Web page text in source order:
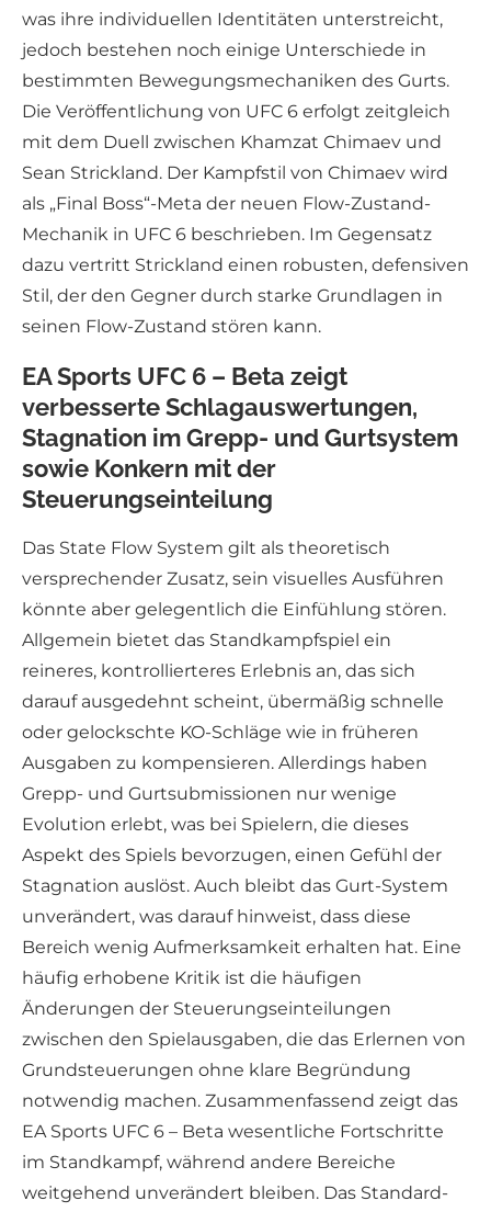
was ihre individuellen Identitäten unterstreicht,
jedoch bestehen noch einige Unterschiede in
bestimmten Bewegungsmechaniken des Gurts.
Die Veröffentlichung von UFC 6 erfolgt zeitgleich
mit dem Duell zwischen Khamzat Chimaev und
Sean Strickland. Der Kampfstil von Chimaev wird
als „Final Boss“-Meta der neuen Flow-Zustand-
Mechanik in UFC 6 beschrieben. Im Gegensatz
dazu vertritt Strickland einen robusten, defensiven
Stil, der den Gegner durch starke Grundlagen in
seinen Flow-Zustand stören kann.
EA Sports UFC 6 – Beta zeigt
verbesserte Schlagauswertungen,
Stagnation im Grepp- und Gurtsystem
sowie Konkern mit der
Steuerungseinteilung
Das State Flow System gilt als theoretisch
versprechender Zusatz, sein visuelles Ausführen
könnte aber gelegentlich die Einfühlung stören.
Allgemein bietet das Standkampfspiel ein
reineres, kontrollierteres Erlebnis an, das sich
darauf ausgedehnt scheint, übermäßig schnelle
oder gelockschte KO-Schläge wie in früheren
Ausgaben zu kompensieren. Allerdings haben
Grepp- und Gurtsubmissionen nur wenige
Evolution erlebt, was bei Spielern, die dieses
Aspekt des Spiels bevorzugen, einen Gefühl der
Stagnation auslöst. Auch bleibt das Gurt-System
unverändert, was darauf hinweist, dass diese
Bereich wenig Aufmerksamkeit erhalten hat. Eine
häufig erhobene Kritik ist die häufigen
Änderungen der Steuerungseinteilungen
zwischen den Spielausgaben, die das Erlernen von
Grundsteuerungen ohne klare Begründung
notwendig machen. Zusammenfassend zeigt das
EA Sports UFC 6 – Beta wesentliche Fortschritte
im Standkampf, während andere Bereiche
weitgehend unverändert bleiben. Das Standard-